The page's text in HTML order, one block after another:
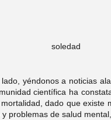
Psic. Krysal Alonso
Psic. Leticia Muñíz
soledad
científica ha
dado que existe
problemas de salud